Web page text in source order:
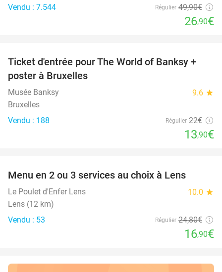
Vendu : 7.544
Régulier 49,90€
26,90€
37%
Ticket d'entrée pour The World of Banksy +
poster à Bruxelles
Musée Banksy 9.6 star
Bruxelles
Vendu : 188
Régulier 22€
13,90€
Menu en 2 ou 3 services au choix à Lens
Le Poulet d'Enfer Lens 10.0 star
Lens (12 km)
Vendu : 53
Régulier 24,80€
16,90€